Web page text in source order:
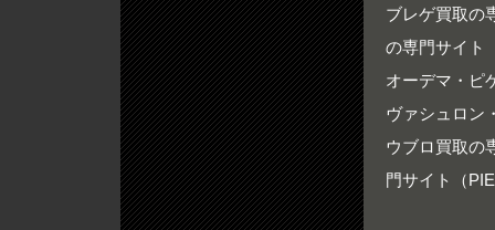
ブレゲ買取の
の専門サイト
オーデマ・ピ
ヴァシュロン
ウブロ買取の
門サイト（